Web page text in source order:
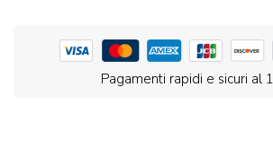
Pagamenti rapidi e sicuri al